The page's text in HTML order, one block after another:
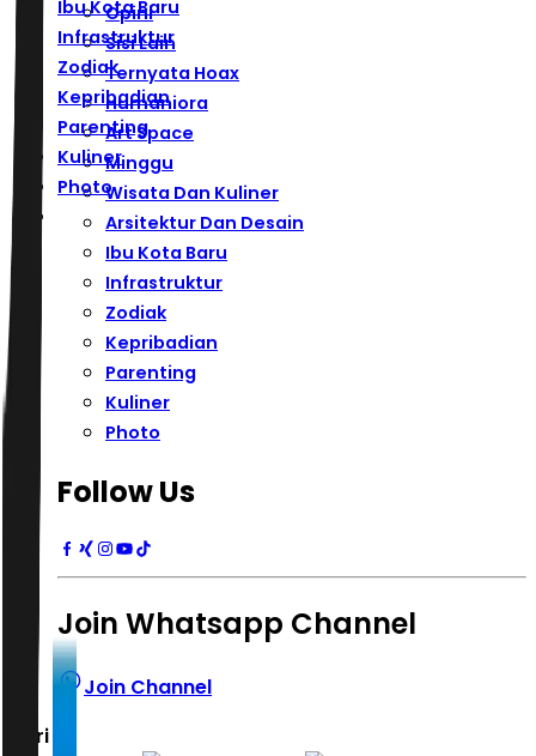
Ibu Kota Baru
Infrastruktur
Zodiak
Kepribadian
Parenting
Kuliner
Photo
Opini
Sisi Lain
Ternyata Hoax
Humaniora
Art Space
Minggu
Wisata Dan Kuliner
Arsitektur Dan Desain
Ibu Kota Baru
Infrastruktur
Zodiak
Kepribadian
Parenting
Kuliner
Photo
Follow Us
Join Whatsapp Channel
Join Channel
Hari ini